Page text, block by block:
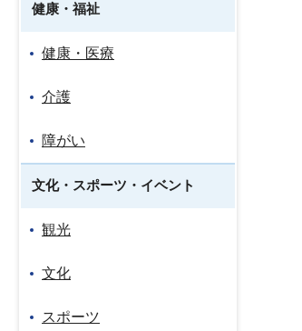
健康・福祉
健康・医療
介護
障がい
文化・スポーツ・イベント
観光
文化
スポーツ